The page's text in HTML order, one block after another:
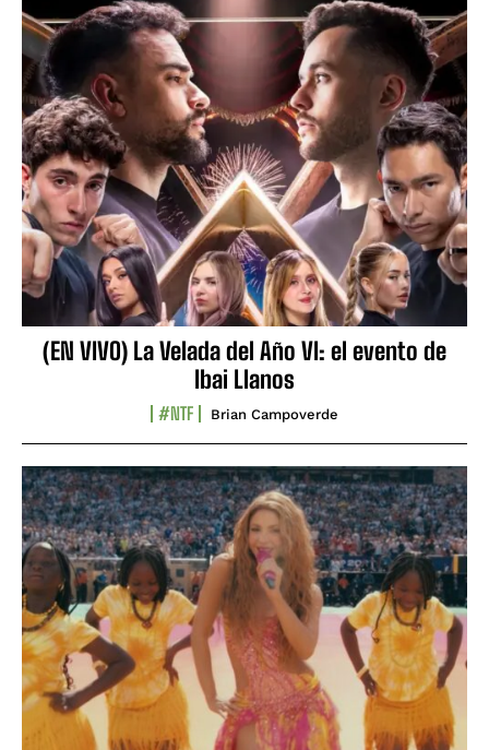
(EN VIVO) La Velada del Año VI: el evento de
Ibai Llanos
#NTF Brian Campoverde